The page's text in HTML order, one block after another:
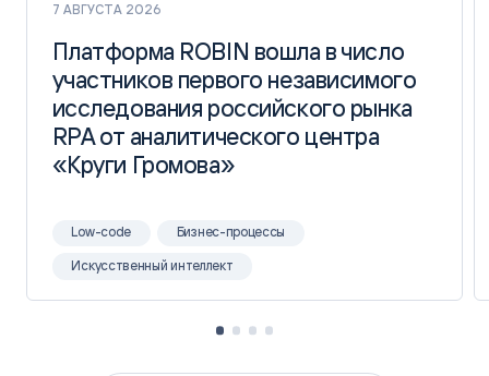
7 АВГУСТА 2026
Платформа ROBIN вошла в число
участников первого независимого
исследования российского рынка
RPA от аналитического центра
«Круги Громова»
Платформа ROBIN вошла в число
участников первого независимого
исследования российского рынка
RPA от аналитического центра
«Круги Громова»
Low-code Бизнес-процессы
Искусственный интеллект